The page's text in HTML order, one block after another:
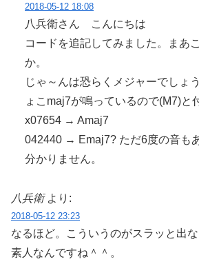
2018-05-12 18:08
八兵衛さん こんにちは
コードを追記してみました。まあ
か。
じゃ～んは恐らくメジャーでしょ
ょこmaj7が鳴っているので(M7)と
x07654 → Amaj7
042440 → Emaj7? ただ6度の音も
分かりません。
八兵衛 より:
2018-05-12 23:23
なるほど。こういうのがスラッと出
素人なんですね＾＾。